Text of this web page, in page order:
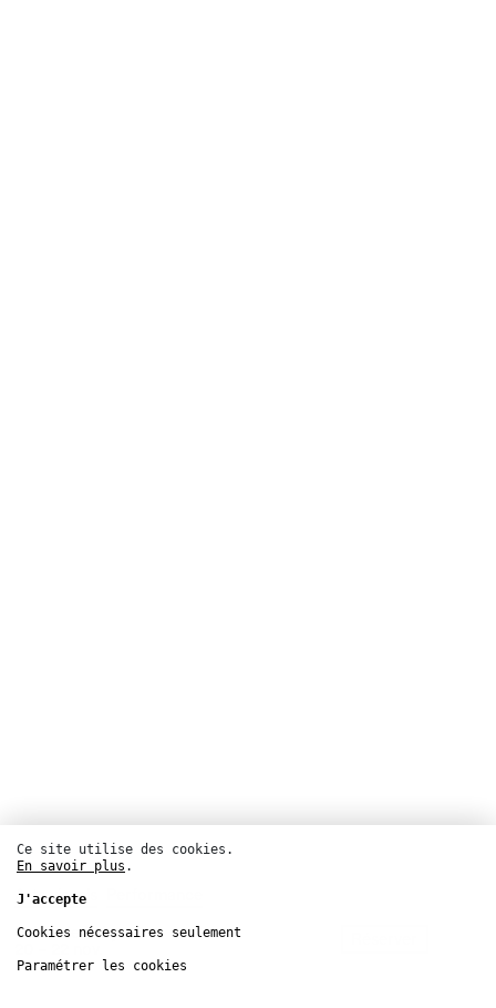
Arts visuels
Palais de Tokyo
Ce site utilise des cookies.
En savoir plus .
J'accepte
Cookies nécessaires seulement
Paramétrer les cookies